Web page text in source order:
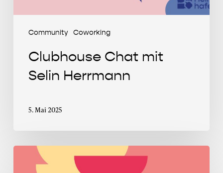
Community Coworking
Clubhouse Chat mit
Selin Herrmann
5. Mai 2025